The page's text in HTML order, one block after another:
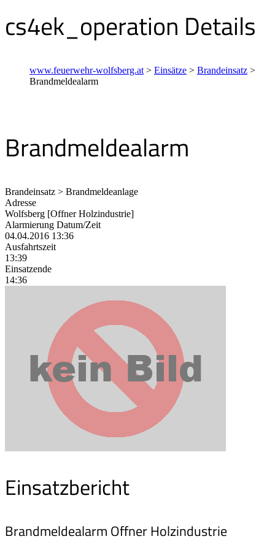
cs4ek_operation Details
www.feuerwehr-wolfsberg.at > Einsätze > Brandeinsatz >
Brandmeldealarm
Brandmeldealarm
Brandeinsatz > Brandmeldeanlage
Adresse
Wolfsberg [Offner Holzindustrie]
Alarmierung Datum/Zeit
04.04.2016 13:36
Ausfahrtszeit
13:39
Einsatzende
14:36
Einsatzbericht
Brandmeldealarm Offner Holzindustrie